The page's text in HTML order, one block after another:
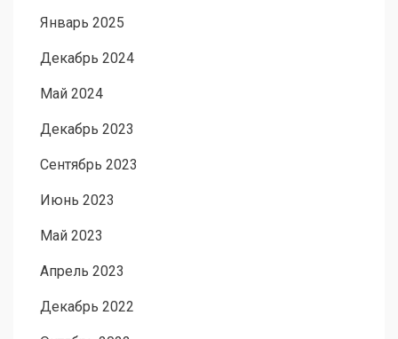
Январь 2025
Декабрь 2024
Май 2024
Декабрь 2023
Сентябрь 2023
Июнь 2023
Май 2023
Апрель 2023
Декабрь 2022